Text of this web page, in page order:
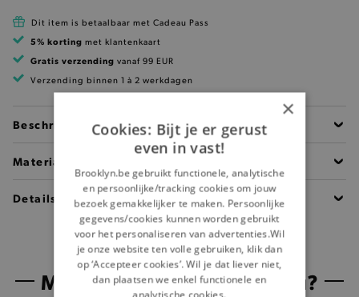
Dit item is betaalbaar met Cadeau Pass
5% korting met klantenkaart
Gratis verzending vanaf 99 EUR
Verzending binnen 1 à 2 werkdagen
Beschrijving
Materiaal
Details
Misschien is dit iets voor jou?
×
Cookies: Bijt je er gerust
even in vast!
Brooklyn.be gebruikt functionele, analytische
en persoonlijke/tracking cookies om jouw
bezoek gemakkelijker te maken. Persoonlijke
gegevens/cookies kunnen worden gebruikt
voor het personaliseren van advertenties.Wil
je onze website ten volle gebruiken, klik dan
op ‘Accepteer cookies’. Wil je dat liever niet,
dan plaatsen we enkel functionele en
analytische cookies.